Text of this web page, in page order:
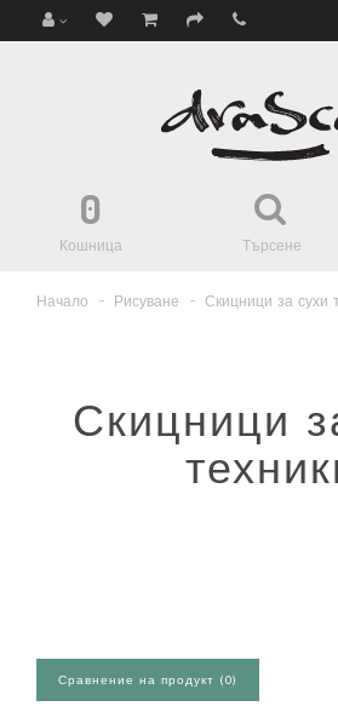
Търсене
0
Кошница
Начало Рисуване Скицници за сухи
Скицници
Сравнение на продукт (0)